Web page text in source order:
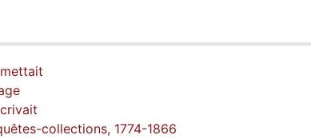
collections, 1774-1866